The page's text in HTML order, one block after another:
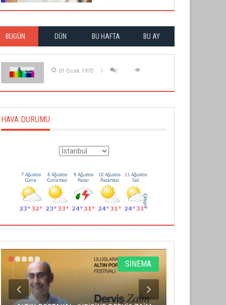
BUGÜN DÜN BU HAFTA BU AY
01 Ocak 1970
HAVA DURUMU
SİNEMA